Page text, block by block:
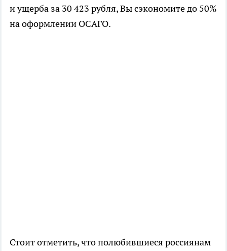
и ущерба за 30 423 рубля, Вы сэкономите до 50%
на оформлении ОСАГО.
Стоит отметить, что полюбившиеся россиянам